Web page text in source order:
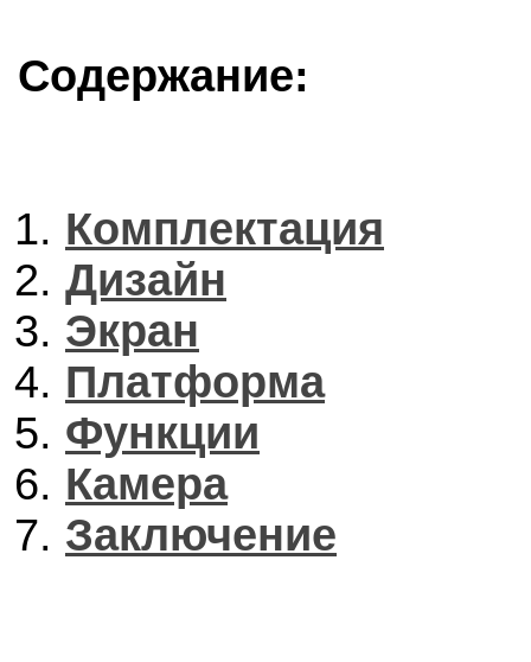
Содержание:
Комплектация
Дизайн
Экран
Платформа
Функции
Камера
Заключение